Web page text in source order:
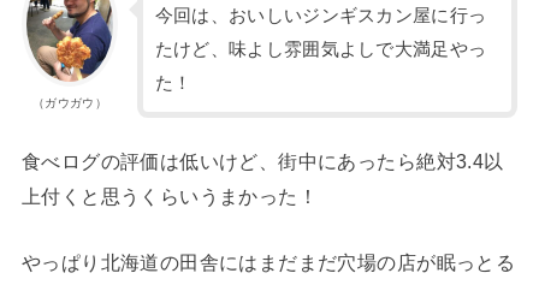
（ガウガウ）
今回は、おいしいジンギスカン屋に行っ
たけど、味よし雰囲気よしで大満足やっ
た！
食べログの評価は低いけど、街中にあったら絶対3.4以
上付くと思うくらいうまかった！
やっぱり北海道の田舎にはまだまだ穴場の店が眠っとる